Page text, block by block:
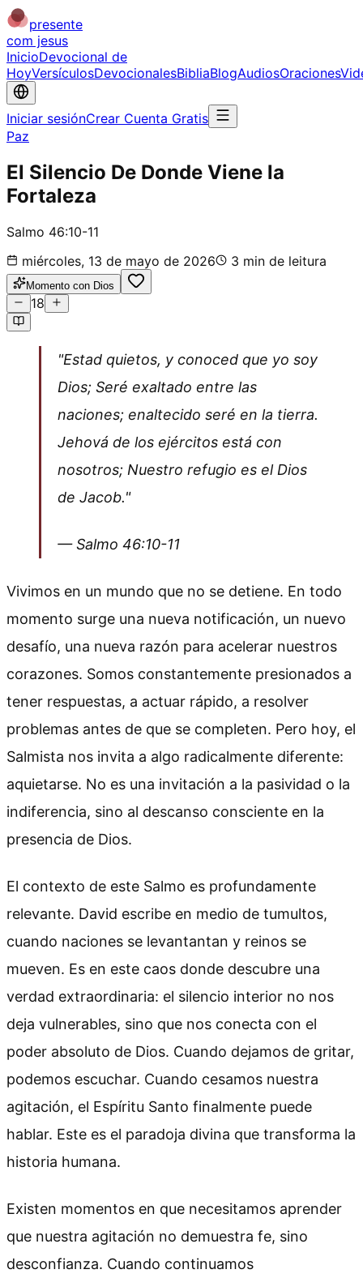
presente
com jesus
InicioDevocional de
HoyVersículosDevocionalesBibliaBlogAudiosOraciones
Iniciar sesiónCrear Cuenta Gratis
Paz
El Silencio De Donde Viene la
Fortaleza
Salmo 46:10-11
miércoles, 13 de mayo de 2026
3 min de leitura
Momento con Dios
18
"Estad quietos, y conoced que yo soy
Dios; Seré exaltado entre las
naciones; enaltecido seré en la tierra.
Jehová de los ejércitos está con
nosotros; Nuestro refugio es el Dios
de Jacob."
— Salmo 46:10-11
Vivimos en un mundo que no se detiene. En todo
momento surge una nueva notificación, un nuevo
desafío, una nueva razón para acelerar nuestros
corazones. Somos constantemente presionados a
tener respuestas, a actuar rápido, a resolver
problemas antes de que se completen. Pero hoy, el
Salmista nos invita a algo radicalmente diferente:
aquietarse. No es una invitación a la pasividad o la
indiferencia, sino al descanso consciente en la
presencia de Dios.
El contexto de este Salmo es profundamente
relevante. David escribe en medio de tumultos,
cuando naciones se levantantan y reinos se
mueven. Es en este caos donde descubre una
verdad extraordinaria: el silencio interior no nos
deja vulnerables, sino que nos conecta con el
poder absoluto de Dios. Cuando dejamos de gritar,
podemos escuchar. Cuando cesamos nuestra
agitación, el Espíritu Santo finalmente puede
hablar. Este es el paradoja divina que transforma la
historia humana.
Existen momentos en que necesitamos aprender
que nuestra agitación no demuestra fe, sino
desconfianza. Cuando continuamos